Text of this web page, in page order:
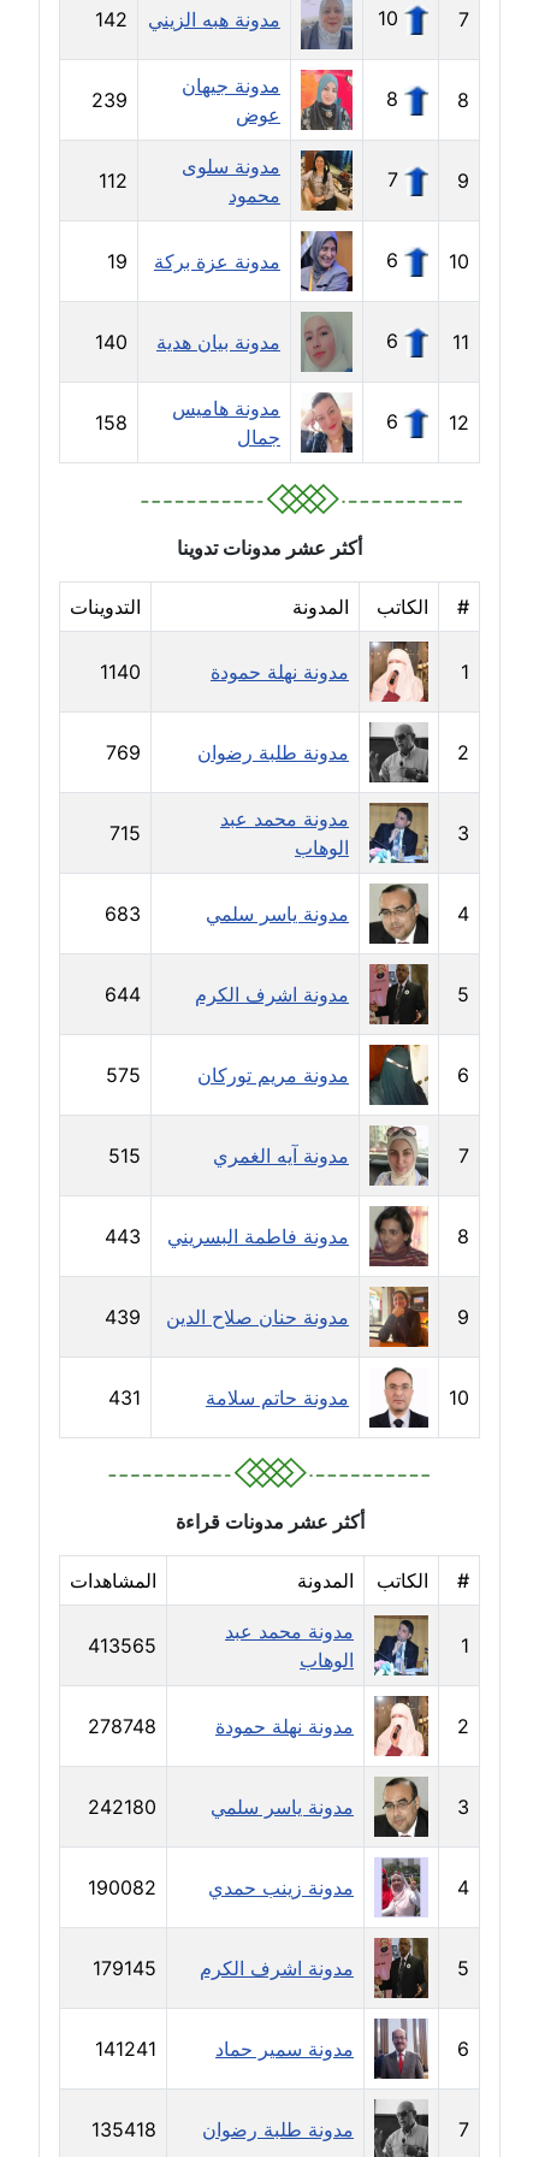
موقوف
مدونة أميرة اسماعيل
عاملة
مدونة أميرة رفعت
عاملة
مدونة أميرة محمود
عاملة
مدونة انجي مطاوع
عاملة
مدونة آيات القاضي
عاملة
مدونة ايمان الدواخلي
عاملة
مدونة ايمان النادي
عاملة
مدونة ايمان صلاح
عاملة
مدونة ايمان عبد الحليم
عاملة
مدونة ايمان عماد
عاملة
مدونة ايمان قادري
عاملة
مدونة ايمن موسي
عاملة
مدونة إيناس عراقي
عاملة
مدونة آيه ابو زهرة
عاملة
مدونة آية الدرديري
عاملة
مدونة آيه الغمري
عاملة
مدونة آية عبد العزيز
عاملة
مدونة ايهاب همام
عاملة
مدونة بيان هدية
عاملة
مدونة تامر زيدان
عاملة
مدونة تسنيم فضالي
عاملة
مدونة ثائر دالي
عاملة
مدونة جاد كريم
عاملة
مدونة جلال الخطيب
عاملة
7
10 مدونة هبه الزيني 142
8
8
مدونة جيهان
عوض
239
9
7
مدونة سلوى
محمود
112
10
6 مدونة عزة بركة 19
11
6 مدونة بيان هدية 140
12
6
مدونة هاميس
جمال
158
أكثر عشر مدونات تدوينا
# الكاتب المدونة التدوينات
1 مدونة نهلة حمودة 1140
2 مدونة طلبة رضوان 769
3
مدونة محمد عبد
الوهاب
715
4 مدونة ياسر سلمي 683
5 مدونة اشرف الكرم 644
6 مدونة مريم توركان 575
7 مدونة آيه الغمري 515
8 مدونة فاطمة البسريني 443
9 مدونة حنان صلاح الدين 439
10 مدونة حاتم سلامة 431
أكثر عشر مدونات قراءة
# الكاتب المدونة المشاهدات
1
مدونة محمد عبد
الوهاب
413565
2 مدونة نهلة حمودة 278748
3 مدونة ياسر سلمي 242180
4 مدونة زينب حمدي 190082
5 مدونة اشرف الكرم 179145
6 مدونة سمير حماد 141241
7 مدونة طلبة رضوان 135418